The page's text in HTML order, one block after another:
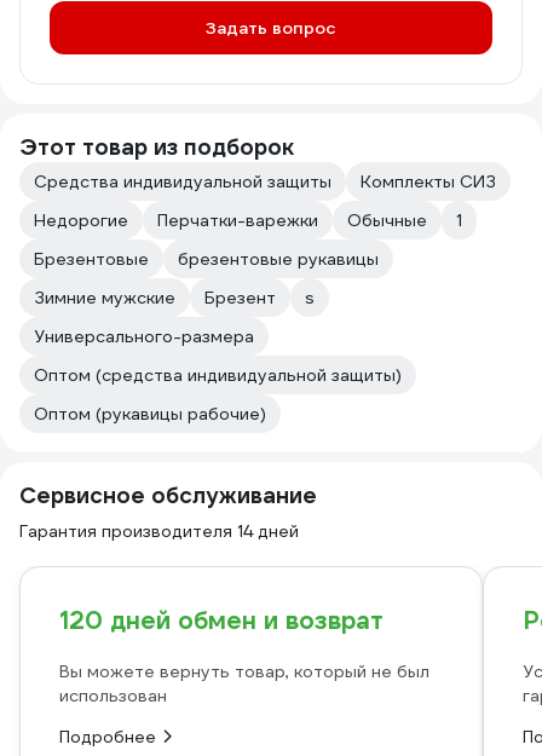
Задать вопрос
Этот товар из подборок
Средства индивидуальной защиты
Комплекты СИЗ
Недорогие
Перчатки-варежки Обычные
1
Брезентовые
брезентовые рукавицы
Зимние мужские
Брезент
s
Универсального-размера
Оптом (средства индивидуальной защиты)
Оптом (рукавицы рабочие)
Сервисное обслуживание
Гарантия производителя 14 дней
120 дней обмен и возврат
Вы можете вернуть товар, который не был
использован
Подробнее